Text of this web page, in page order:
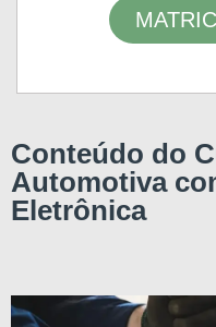
Conteúdo do
Automotiva
Eletrônica